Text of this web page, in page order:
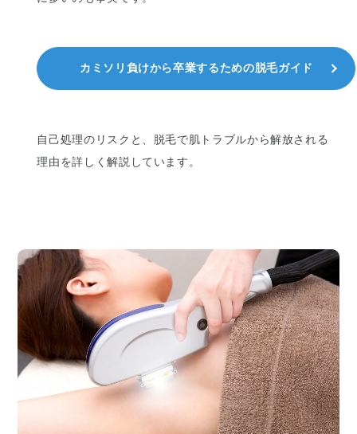
カミソリ負けから卒業するための脱毛ガイド
自己処理のリスクと、脱毛で肌トラブルから解放される
理由を詳しく解説しています。